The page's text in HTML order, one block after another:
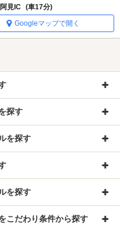
見IC (車17分)
Googleマップで開く
探す
を探す
を探す
こだわり条件から探す